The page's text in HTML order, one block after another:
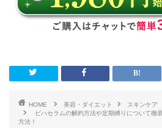
HOME 美容・ダイエット
スキンケア
ビハセラムの解約方法や定期縛りについて徹
方法！